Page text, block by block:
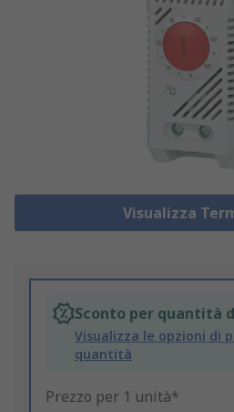
Visualizza
Sconto per quantità
Visualizza le opzioni di
quantità
Prezzo per 1 unità*